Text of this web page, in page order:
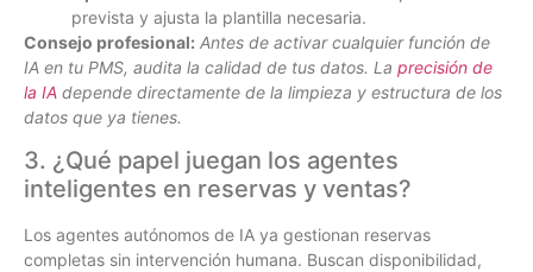
prevista y ajusta la plantilla necesaria.
Consejo profesional: Antes de activar cualquier función de
IA en tu PMS, audita la calidad de tus datos. La precisión de
la IA depende directamente de la limpieza y estructura de los
datos que ya tienes.
3. ¿Qué papel juegan los agentes
inteligentes en reservas y ventas?
Los agentes autónomos de IA ya gestionan reservas
completas sin intervención humana. Buscan disponibilidad,